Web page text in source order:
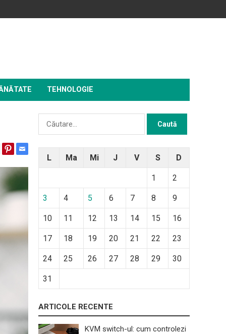
TEHNOLOGIE
Caută
L Ma Mi J V S D
1 2
3 4 5 6 7 8 9
10 11 12 13 14 15 16
17 18 19 20 21 22 23
24 25 26 27 28 29 30
31
ARTICOLE RECENTE
KVM switch-ul: cum controlezi